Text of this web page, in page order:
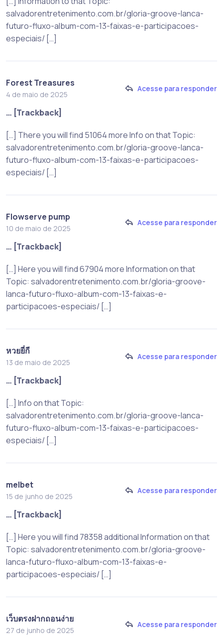
salvadorentretenimento.com.br/gloria-groove-lanca-
futuro-fluxo-album-com-13-faixas-e-participacoes-
especiais/ […]
Forest Treasures
4 de maio de 2025
Acesse para responder
… [Trackback]
[…] There you will find 51064 more Info on that Topic:
salvadorentretenimento.com.br/gloria-groove-lanca-
futuro-fluxo-album-com-13-faixas-e-participacoes-
especiais/ […]
Flowserve pump
10 de maio de 2025
Acesse para responder
… [Trackback]
[…] Here you will find 67904 more Information on that
Topic: salvadorentretenimento.com.br/gloria-groove-
lanca-futuro-fluxo-album-com-13-faixas-e-
participacoes-especiais/ […]
หวยยี่กี
13 de maio de 2025
Acesse para responder
… [Trackback]
[…] Info on that Topic:
salvadorentretenimento.com.br/gloria-groove-lanca-
futuro-fluxo-album-com-13-faixas-e-participacoes-
especiais/ […]
melbet
15 de junho de 2025
Acesse para responder
… [Trackback]
[…] Here you will find 78358 additional Information on that
Topic: salvadorentretenimento.com.br/gloria-groove-
lanca-futuro-fluxo-album-com-13-faixas-e-
participacoes-especiais/ […]
เว็บตรงฝากถอนง่าย
27 de junho de 2025
Acesse para responder